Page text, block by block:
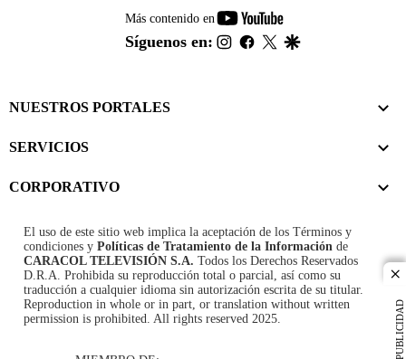
PUBLICIDAD
Más contenido en
youtube-
footer
Síguenos en: instagram
facebook
twitter
NUESTROS PORTALES
SERVICIOS
CORPORATIVO
El uso de este sitio web implica la aceptación de los Términos y
condiciones y Políticas de Tratamiento de la Información de
CARACOL TELEVISIÓN S.A. Todos los Derechos Reservados
D.R.A. Prohibida su reproducción total o parcial, así como su
traducción a cualquier idioma sin autorización escrita de su titular.
Reproduction in whole or in part, or translation without written
permission is prohibited. All rights reserved 2025.